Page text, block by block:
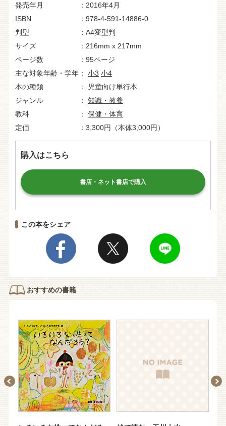
発売年月
2016年4月
ISBN
978-4-591-14886-0
判型
A4変型判
サイズ
216mm x 217mm
ページ数
95ページ
主な対象年齢・学年
小3 小4
本の種類
児童向け単行本
ジャンル
知識・教養
教科
保健・体育
定価
3,300円（本体3,000円）
購入はこちら
書店・ネット書店で購入
この本をシェア
おすすめの書籍